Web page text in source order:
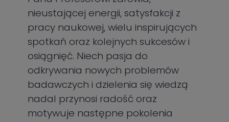
nieustającej energii, satysfakcji z
pracy naukowej, wielu inspirujących
spotkań oraz kolejnych sukcesów i
osiągnięć. Niech pasja do
odkrywania nowych problemów
badawczych i dzielenia się wiedzą
nadal przynosi radość oraz
motywuje następne pokolenia